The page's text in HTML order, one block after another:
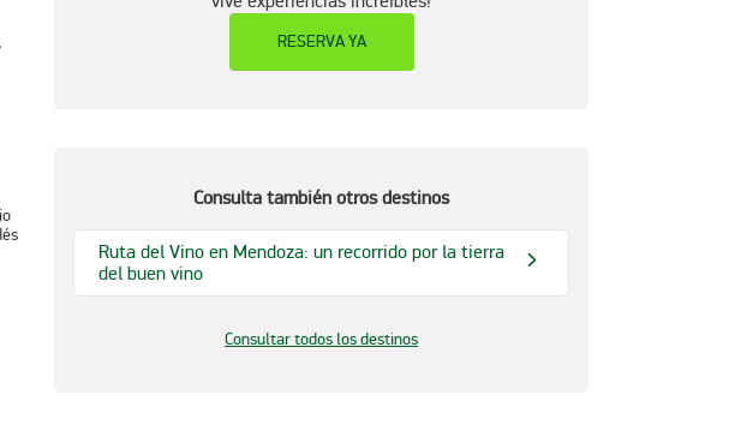
RESERVA YA
Consulta también otros destinos
Ruta del Vino en Mendoza: un recorrido por la tierra
del buen vino
Consultar todos los destinos